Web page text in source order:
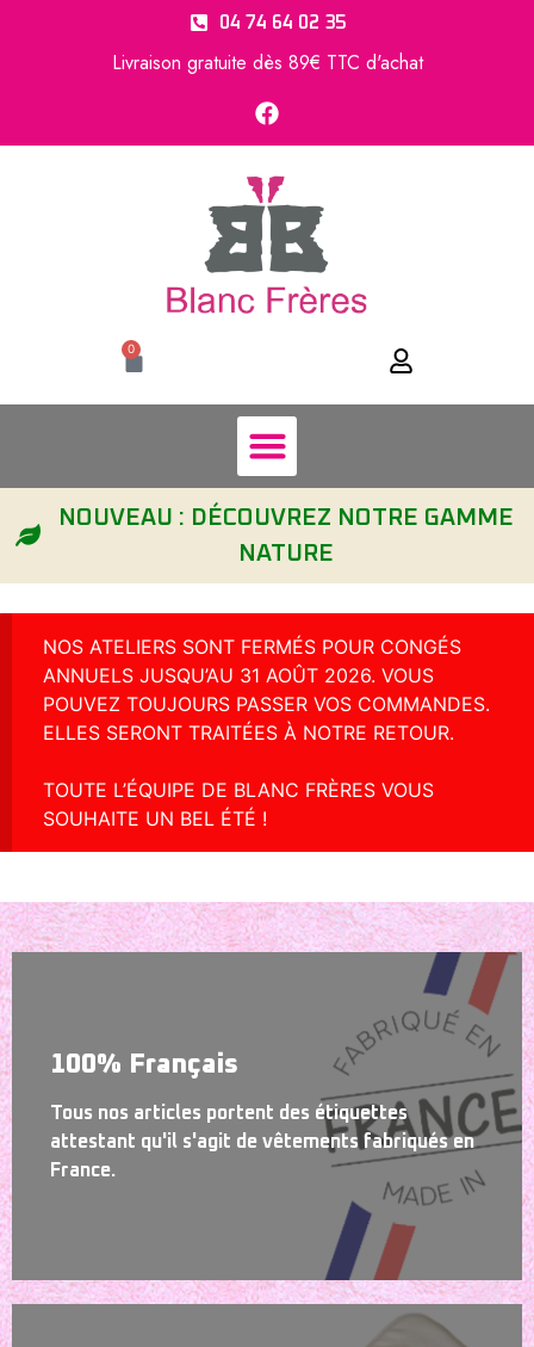
04 74 64 02 35
Livraison gratuite dès 89€ TTC d'achat
0
NOUVEAU : DÉCOUVREZ NOTRE GAMME
NATURE
NOS ATELIERS SONT FERMÉS POUR CONGÉS
ANNUELS JUSQU’AU 31 AOÛT 2026. VOUS
POUVEZ TOUJOURS PASSER VOS COMMANDES.
ELLES SERONT TRAITÉES À NOTRE RETOUR.
TOUTE L’ÉQUIPE DE BLANC FRÈRES VOUS
SOUHAITE UN BEL ÉTÉ !
100% Français
Tous nos articles portent des étiquettes
attestant qu'il s'agit de vêtements fabriqués en
France.